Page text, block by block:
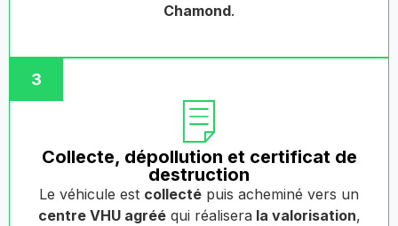
Chamond.
3
Collecte, dépollution et certificat de
destruction
Le véhicule est collecté puis acheminé vers un
centre VHU agrééqui réalisera la valorisation,